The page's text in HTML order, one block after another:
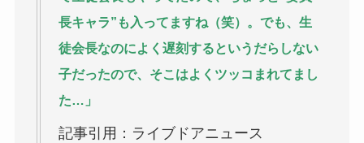
長キャラ”も入ってますね（笑）。でも、生
徒会長なのによく遅刻するというだらしない
子だったので、そこはよくツッコまれてまし
た…」
記事引用：ライブドアニュース